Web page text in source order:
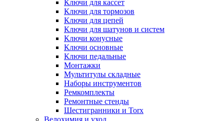
Ключи для кассет
Ключи для тормозов
Ключи для цепей
Ключи для шатунов и систем
Ключи конусные
Ключи основные
Ключи педальные
Монтажки
Мультитулы складные
Наборы инструментов
Ремкомплекты
Ремонтные стенды
Шестигранники и Torx
Велохимия и уход